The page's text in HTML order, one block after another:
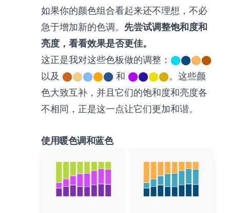
如果你的颜色组合看起来还不理想，不必
急于增加新的色调。 先尝试调整饱和度和
亮度，看看效果是否更佳。
这正是我对这些色板做的调整： ⬤⬤⬤⬤
以及 ⬤⬤⬤⬤⬤ 和 ⬤⬤⬤⬤。这些颜
色大致互补，并且它们的饱和度和亮度各
不相同，正是这一点让它们更加和谐。
使用暖色调和蓝色